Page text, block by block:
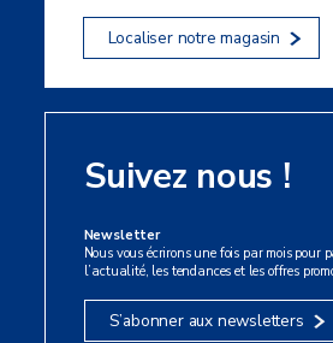
Localiser notre magasin
Suivez nous !
Newsletter
Nous vous écrirons une fois par mois pour
l’actualité, les tendances et les offres
S’abonner aux newsletters